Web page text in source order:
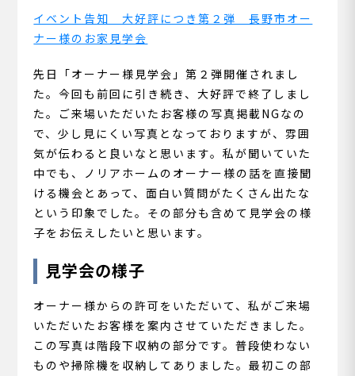
イベント告知 大好評につき第２弾 長野市オー
ナー様のお家見学会
先日「オーナー様見学会」第２弾開催されまし
た。今回も前回に引き続き、大好評で終了しまし
た。ご来場いただいたお客様の写真掲載NGなの
で、少し見にくい写真となっておりますが、雰囲
気が伝わると良いなと思います。私が聞いていた
中でも、ノリアホームのオーナー様の話を直接聞
ける機会とあって、面白い質問がたくさん出たな
という印象でした。その部分も含めて見学会の様
子をお伝えしたいと思います。
見学会の様子
オーナー様からの許可をいただいて、私がご来場
いただいたお客様を案内させていただきました。
この写真は階段下収納の部分です。普段使わない
ものや掃除機を収納してありました。最初この部